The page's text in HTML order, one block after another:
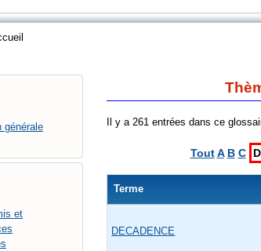
générale
et
Il y a 261 entrées dans ce
Tout A B C D
Terme
DECADENCE